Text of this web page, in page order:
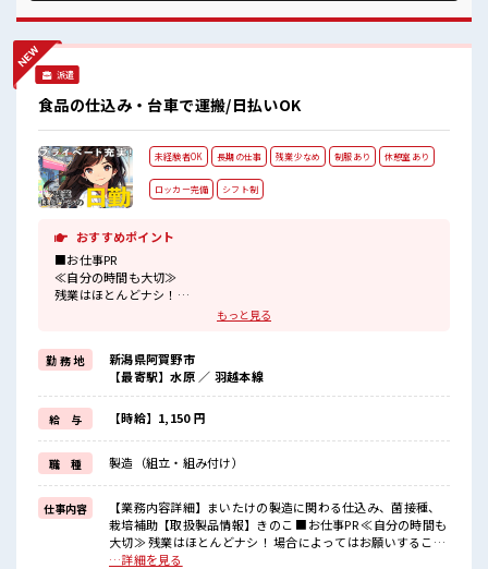
派遣
食品の仕込み・台車で運搬/日払いOK
未経験者OK 長期の仕事 残業少なめ 制服あり 休憩室あり
ロッカー完備 シフト制
おすすめポイント
■お仕事PR
≪自分の時間も大切≫
残業はほとんどナシ！
場合によってはお願いすることもあります♪
制服があるので、
毎日の服装の悩み解消♪
≪初めての仕事だけど自分にもできそう≫
新しいことにチャレンジするのは不安だけど、
しっかり働く環境が整っています！
イチからスキルUP・ステップUP目指していきましょう！
≪収入アップを目指せる≫
高時給だらけの派遣のお仕事です！
■職場の雰囲気
一息つける休憩スペースもあります！
持ち物が多いあなたにもぴったり☆
ロッカー付き職場♪
もっと見る
勤 務 地
新潟県阿賀野市
【最寄駅】水原 ／ 羽越本線
給 与 【時給】1,150 円
職 種 製造（組立・組み付け）
仕事内容
【業務内容詳細】まいたけの製造に関わる仕込み、菌接種、
栽培補助【取扱製品情報】きのこ ■お仕事PR ≪自分の時間も
大切≫ 残業はほとんどナシ！ 場合によってはお願いすること
もあります♪ ≪ラクラク制服アリ≫ 制服があるので、 毎日の
…詳細を見る